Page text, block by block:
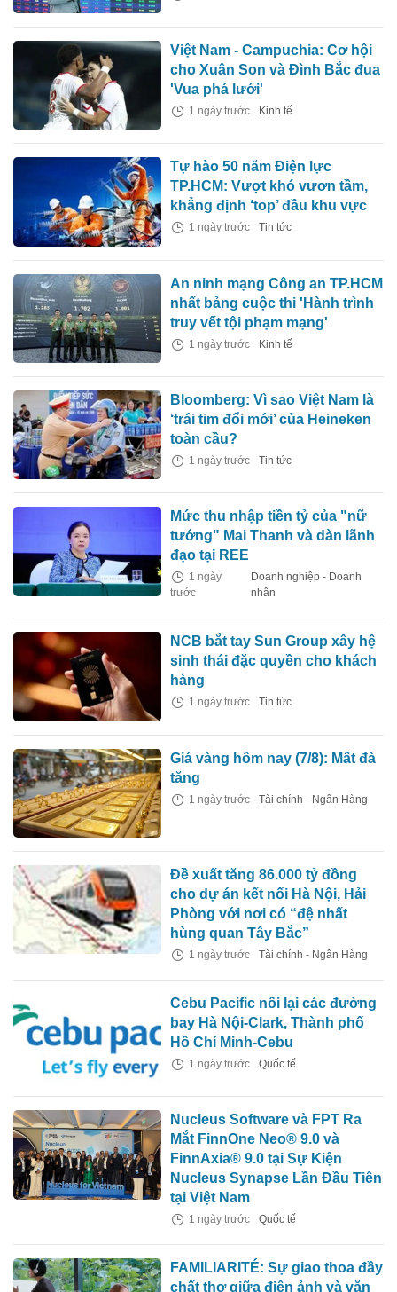
Việt Nam - Campuchia: Cơ hội
cho Xuân Son và Đình Bắc đua
'Vua phá lưới'
1 ngày trước Kinh tế
Tự hào 50 năm Điện lực
TP.HCM: Vượt khó vươn tầm,
khẳng định ‘top’ đầu khu vực
1 ngày trước Tin tức
An ninh mạng Công an TP.HCM
nhất bảng cuộc thi 'Hành trình
truy vết tội phạm mạng'
1 ngày trước Kinh tế
Bloomberg: Vì sao Việt Nam là
‘trái tim đổi mới’ của Heineken
toàn cầu?
1 ngày trước Tin tức
Mức thu nhập tiền tỷ của "nữ
tướng" Mai Thanh và dàn lãnh
đạo tại REE
1 ngày
trước
Doanh nghiệp - Doanh
nhân
NCB bắt tay Sun Group xây hệ
sinh thái đặc quyền cho khách
hàng
1 ngày trước Tin tức
Giá vàng hôm nay (7/8): Mất đà
tăng
1 ngày trước Tài chính - Ngân Hàng
Đề xuất tăng 86.000 tỷ đồng
cho dự án kết nối Hà Nội, Hải
Phòng với nơi có “đệ nhất
hùng quan Tây Bắc”
1 ngày trước Tài chính - Ngân Hàng
Cebu Pacific nối lại các đường
bay Hà Nội-Clark, Thành phố
Hồ Chí Minh-Cebu
1 ngày trước Quốc tế
Nucleus Software và FPT Ra
Mắt FinnOne Neo® 9.0 và
FinnAxia® 9.0 tại Sự Kiện
Nucleus Synapse Lần Đầu Tiên
tại Việt Nam
1 ngày trước Quốc tế
FAMILIARITÉ: Sự giao thoa đầy
chất thơ giữa điện ảnh và văn